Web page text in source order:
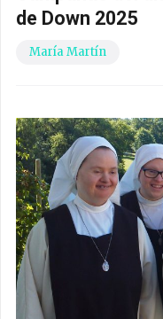
de Down 2025
María Martín